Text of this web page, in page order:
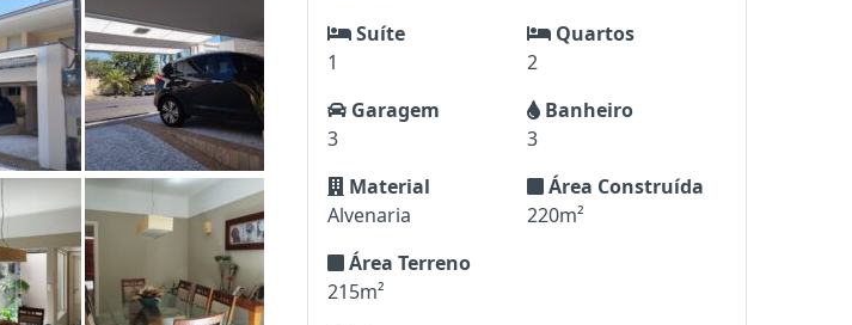
Suíte
1
Quartos
2
Garagem
3
Banheiro
3
Material
Alvenaria
Área Construída
220m²
Área Terreno
215m²